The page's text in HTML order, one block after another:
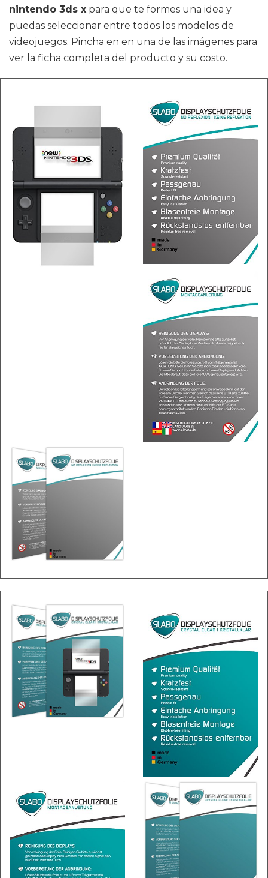
nintendo 3ds x para que te formes una idea y
puedas seleccionar entre todos los modelos de
videojuegos. Pincha en en una de las imágenes para
ver la ficha completa del producto y su costo.